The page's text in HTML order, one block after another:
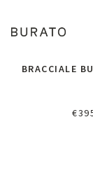
BRACCIALE
€